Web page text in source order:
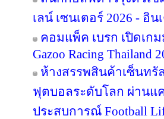
เลน์ เซนเตอร์ 2026 - อิ
คอมแพ็ค เบรก เปิดเก
Gazoo Racing Thailand
ห้างสรรพสินค้าเซ็นท
ฟุตบอลระดับโลก ผ่านแค
ประสบการณ์ Football